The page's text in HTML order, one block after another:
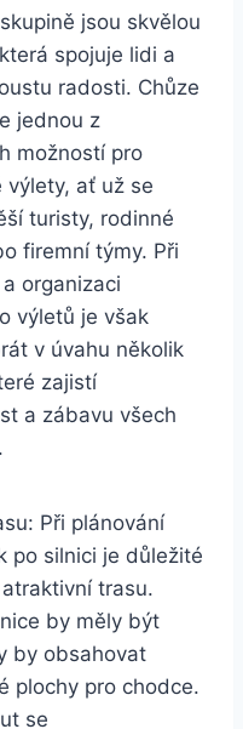
jsou skvělou
spojuje lidi a
radosti. Chůze
jednou z
možností pro
výlety, ať už se
turisty, rodinné
firemní týmy. Při
organizaci
výletů je však
v úvahu několik
zajistí
a zábavu všech
Při plánování
po silnici je důležité
trasu.
by měly být
by obsahovat
plochy pro chodce.
se